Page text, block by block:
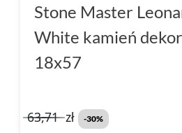
Stone Master
White kamień
18x57
63,71zł -30%